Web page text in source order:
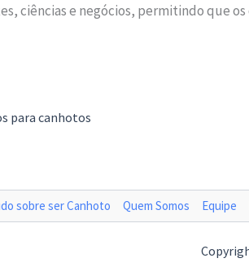
ciências e negócios, permitindo que
para canhotos
sobre ser Canhoto Quem Somos Equipe